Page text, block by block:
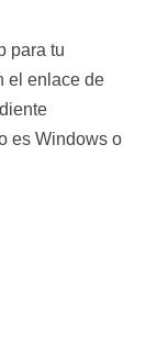
para tu
el enlace de
es Windows o